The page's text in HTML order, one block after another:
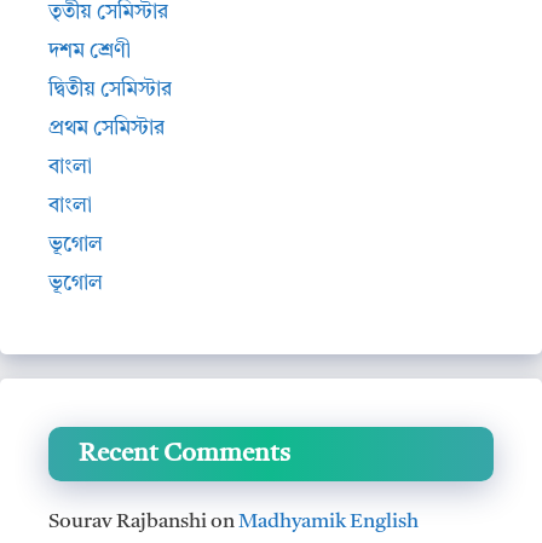
তৃতীয় সেমিস্টার
দশম শ্রেণী
দ্বিতীয় সেমিস্টার
প্রথম সেমিস্টার
বাংলা
বাংলা
ভূগোল
ভূগোল
Recent Comments
Sourav RajbanshionMadhyamik English